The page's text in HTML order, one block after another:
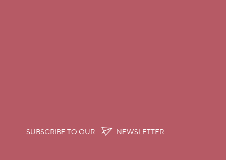
SUBSCRIBE TO OUR NEWSLETTER